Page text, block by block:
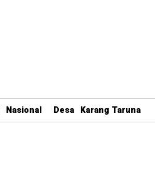
Nasional Desa Karang Taruna